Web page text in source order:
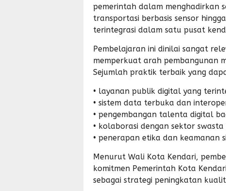
pemerintah dalam menghadirkan
transportasi berbasis sensor
terintegrasi dalam satu pusat
Pembelajaran ini dinilai sangat
memperkuat arah pembangunan
Sejumlah praktik terbaik yang
• layanan publik digital yang
• sistem data terbuka dan
• pengembangan talenta digital
• kolaborasi dengan sektor swasta
• penerapan etika dan keamanan
Menurut Wali Kota Kendari,
komitmen Pemerintah Kota
sebagai strategi peningkatan